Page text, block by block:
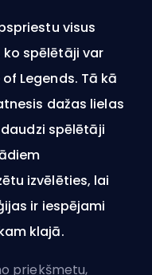
visus
spēlētāji var
Legends. Tā kā
dažas lielas
spēlētāji
izvēlēties, lai
ir iespējami
klajā.
priekšmetu,